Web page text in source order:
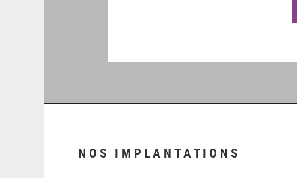
NOS IMPLANTATIONS